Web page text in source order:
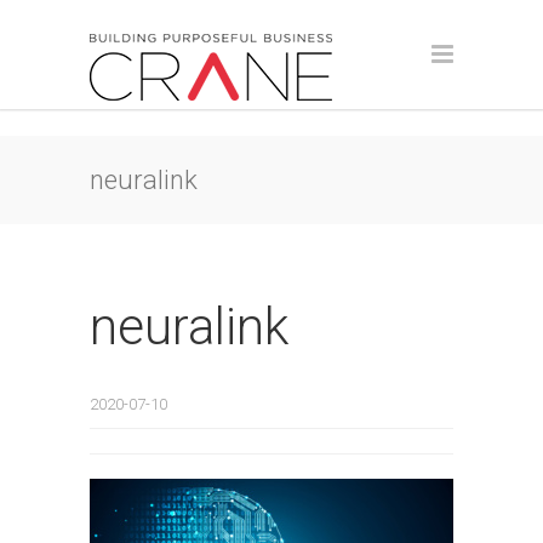
neuralink
neuralink
2020-07-10